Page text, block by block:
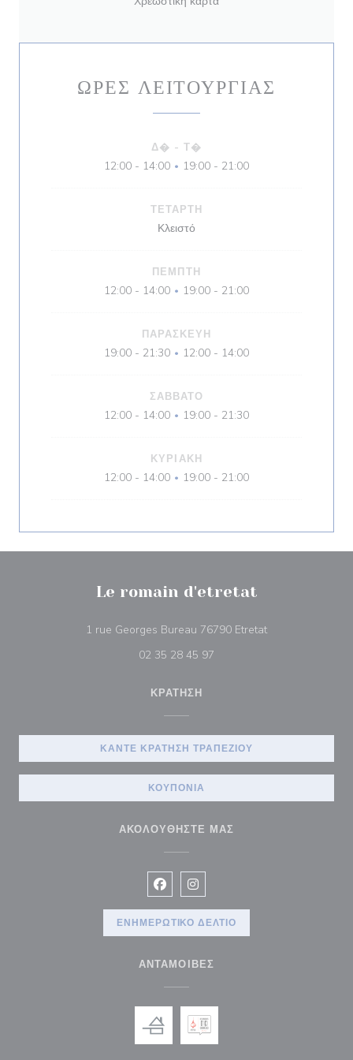
ΏΡΕΣ ΛΕΙΤΟΥΡΓΊΑΣ
Δ� -Τ�
12:00 - 14:00 • 19:00 - 21:00
ΤΕΤΆΡΤΗ
Κλειστό
ΠΈΜΠΤΗ
12:00 - 14:00 • 19:00 - 21:00
ΠΑΡΑΣΚΕΥΉ
19:00 - 21:30 • 12:00 - 14:00
ΣΆΒΒΑΤΟ
12:00 - 14:00 • 19:00 - 21:30
ΚΥΡΙΑΚΉ
12:00 - 14:00 • 19:00 - 21:00
Le romain d'etretat
1 rue Georges Bureau 76790 Etretat((ανοίγει σε νέο
02 35 28 45 97
ΚΡΆΤΗΣΗ
ΚΆΝΤΕ ΚΡΆΤΗΣΗ ΤΡΑΠΕΖΙΟΎ
ΚΟΥΠΌΝΙΑ
ΑΚΟΛΟΥΘΉΣΤΕ ΜΑΣ
Facebook ((ανοίγει σε νέο
Instagram ((ανοίγει σε νέο
ΕΝΗΜΕΡΩΤΙΚΌ ΔΕΛΤΊΟ
ΑΝΤΑΜΟΙΒΈΣ